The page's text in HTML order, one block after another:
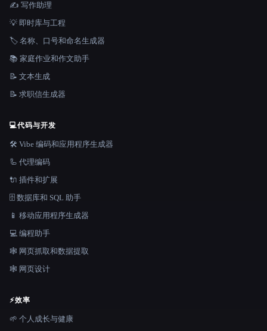
✍️ 写作助理
💡 即时库与工程
🏷️ 名称、口号和命名生成器
📚 家庭作业和作文助手
📝 文本生成
📝 求职信生成器
💻代码与开发
🛠️ Vibe 编码和应用程序生成器
🦾 代理编码
🔌 插件和扩展
🗄️ 数据库和 SQL 助手
📱 移动应用程序生成器
💻 编程助手
🕸️ 网页抓取和数据提取
🕸 网页设计
⚡效率
🌱 个人成长与健康